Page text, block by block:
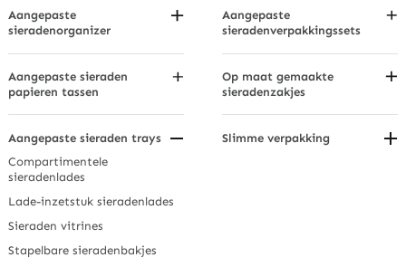
Vakantie- en trouwlabels
Gepersonaliseerde
cadeaulabels
Weergavesets
Oorbellen Displays
Ketting displays
Hanger Displays
Ringdisplays
Aangepaste
sieradenorganizer
Sieradendisplays voor op het
Ladeorganisatoren
Hangende sieradenorganizers
Modulaire sieradenrekken
Draagbare sieradenorganizers
Aangepaste
sieradenverpakkingssets
Aangepaste sieraden
papieren tassen
Op handvattype
Op materiaal of coating
Op maat
Op maat gemaakte
sieradenzakjes
Op materiaal
Door gebruik
Aangepaste sieraden trays
Compartimentele
sieradenlades
Lade-inzetstuk sieradenlades
Sieraden vitrines
Stapelbare sieradenbakjes
Slimme verpakking